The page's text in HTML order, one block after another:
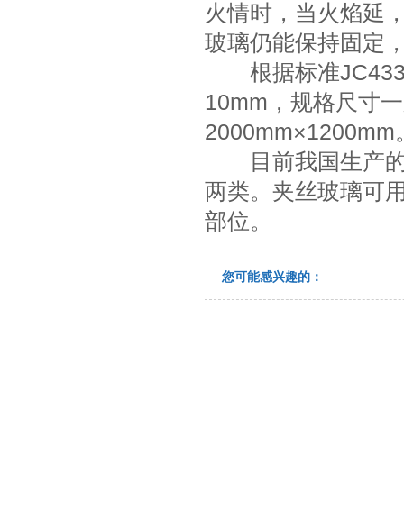
火情时，当火焰延
玻璃仍能保持固定
根据标准JC433-
10mm，规格尺寸
2000mm×1200mm
目前我国生产的
两类。夹丝玻璃可
部位。
您可能感兴趣的：